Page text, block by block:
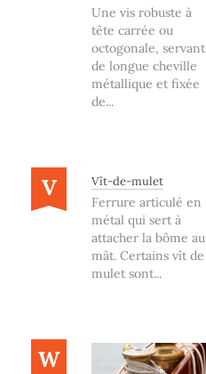
Une vis robuste à
tête carrée ou
octogonale, servant
de longue cheville
métallique et fixée
de...
V Vît-de-mulet
Ferrure articulé en
métal qui sert à
attacher la bôme au
mât. Certains vît de
mulet sont...
W